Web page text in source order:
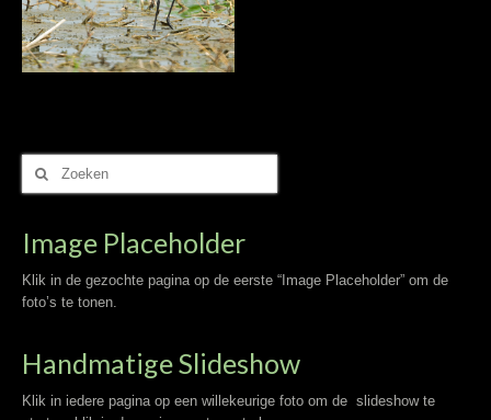
Zoek
naar:
Image Placeholder
Klik in de gezochte pagina op de eerste “Image Placeholder” om de
foto’s te tonen.
Handmatige Slideshow
Klik in iedere pagina op een willekeurige foto om de slideshow te